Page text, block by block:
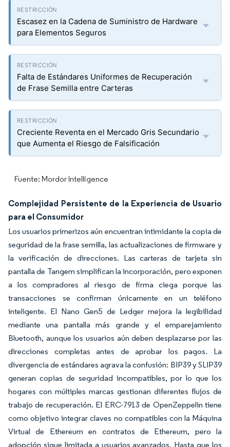
Escasez en la Cadena de Suministro de Hardware
para Elementos Seguros
Falta de Estándares Uniformes de Recuperación
de Frase Semilla entre Carteras
Creciente Reventa en el Mercado Gris Secundario
que Aumenta el Riesgo de Falsificación
Fuente: Mordor Intelligence
Complejidad Persistente de la Experiencia de Usuario
para el Consumidor
Los usuarios primerizos aún encuentran intimidante la copia de
seguridad de la frase semilla, las actualizaciones de firmware y
la verificación de direcciones. Las carteras de tarjeta sin
pantalla de Tangem simplifican la incorporación, pero exponen
a los compradores al riesgo de firma ciega porque las
transacciones se confirman únicamente en un teléfono
inteligente. El Nano Gen5 de Ledger mejora la legibilidad
mediante una pantalla más grande y el emparejamiento
Bluetooth, aunque los usuarios aún deben desplazarse por las
direcciones completas antes de aprobar los pagos. La
divergencia de estándares agrava la confusión: BIP39 y SLIP39
generan copias de seguridad incompatibles, por lo que los
hogares con múltiples marcas gestionan diferentes flujos de
trabajo de recuperación. El ERC-7913 de OpenZeppelin tiene
como objetivo integrar claves no compatibles con la Máquina
Virtual de Ethereum en contratos de Ethereum, pero la
adopción sigue limitada a usuarios avanzados. Hasta que los